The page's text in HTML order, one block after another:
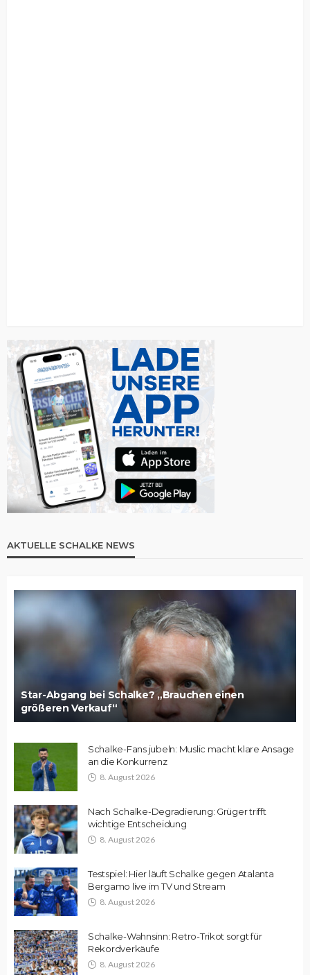
AKTUELLE SCHALKE NEWS
Star-Abgang bei Schalke? „Brauchen einen
größeren Verkauf“
Schalke-Fans jubeln: Muslic macht klare Ansage
an die Konkurrenz
8. August 2026
Nach Schalke-Degradierung: Grüger trifft
wichtige Entscheidung
8. August 2026
Testspiel: Hier läuft Schalke gegen Atalanta
Bergamo live im TV und Stream
8. August 2026
Schalke-Wahnsinn: Retro-Trikot sorgt für
Rekordverkäufe
8. August 2026